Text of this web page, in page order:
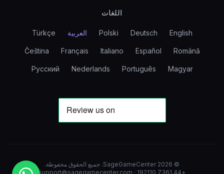
اللغات
English
Deutsch
Polski العربية Türkçe
Română
Español
Italiano
Français
Čeština
Magyar
Português
Nederlands
Русский
©
2026
SageGameCenter
. جميع الحقوق محفوظة.
+44 7361 192110
·
support@sagegamecenter.com